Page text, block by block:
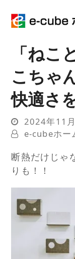
「ねこ
こちゃ
快適さ
2024年11
e-cubeホー
断熱だけじゃ
りも！！